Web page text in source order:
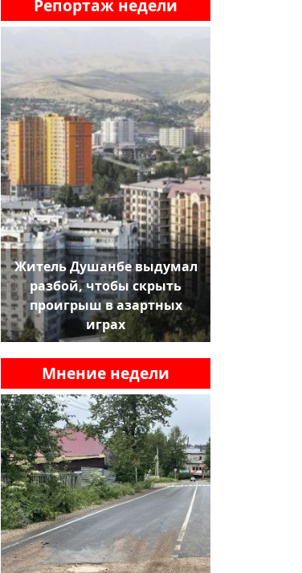
Репортаж недели
Житель Душанбе выдумал
разбой, чтобы скрыть
проигрыш в азартных
играх
Мнение недели